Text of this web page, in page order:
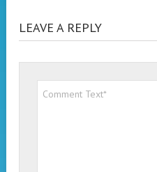
LEAVE A REPLY